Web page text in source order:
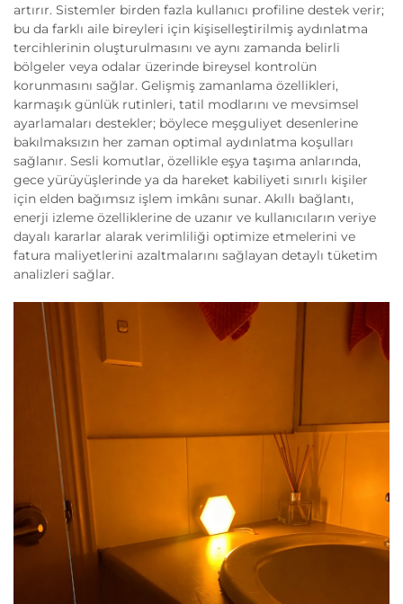
artırır. Sistemler birden fazla kullanıcı profiline destek verir;
bu da farklı aile bireyleri için kişiselleştirilmiş aydınlatma
tercihlerinin oluşturulmasını ve aynı zamanda belirli
bölgeler veya odalar üzerinde bireysel kontrolün
korunmasını sağlar. Gelişmiş zamanlama özellikleri,
karmaşık günlük rutinleri, tatil modlarını ve mevsimsel
ayarlamaları destekler; böylece meşguliyet desenlerine
bakılmaksızın her zaman optimal aydınlatma koşulları
sağlanır. Sesli komutlar, özellikle eşya taşıma anlarında,
gece yürüyüşlerinde ya da hareket kabiliyeti sınırlı kişiler
için elden bağımsız işlem imkânı sunar. Akıllı bağlantı,
enerji izleme özelliklerine de uzanır ve kullanıcıların veriye
dayalı kararlar alarak verimliliği optimize etmelerini ve
fatura maliyetlerini azaltmalarını sağlayan detaylı tüketim
analizleri sağlar.